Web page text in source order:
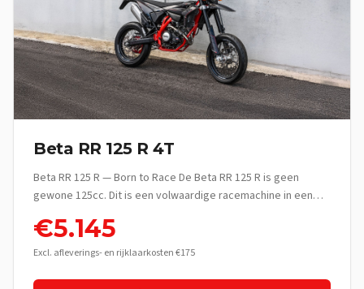
Beta RR 125 R 4T
Beta RR 125 R — Born to Race De Beta RR 125 R is geen
gewone 125cc. Dit is een volwaardige racemachine in een
voelen tussen rijden en écht rijden. Met zijn 4-takt motor,
race-geometrie en premium componenten levert de RR 125
eerste enduro-avontuur beleeft of al jaren de bossen en
€5.145
Excl. afleverings- en rijklaarkosten €175